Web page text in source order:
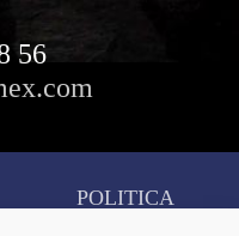
56
POLITICA